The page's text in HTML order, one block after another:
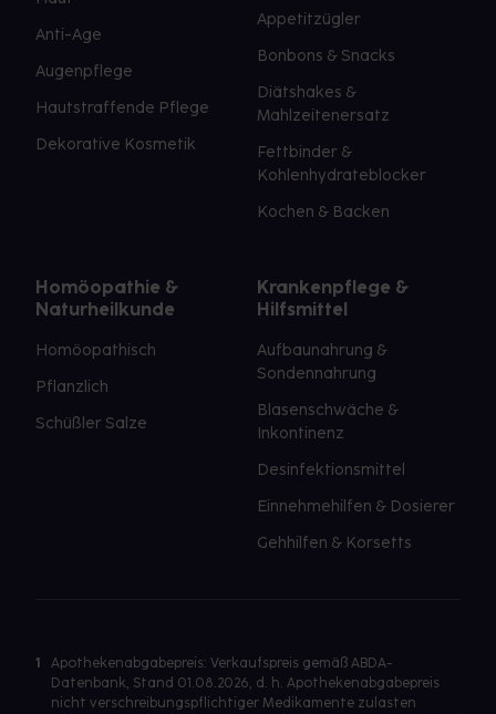
Anti-Age
Augenpflege
Hautstraffende Pflege
Dekorative Kosmetik
Appetitzügler
Bonbons & Snacks
Diätshakes &
Mahlzeitenersatz
Fettbinder &
Kohlenhydrateblocker
Kochen & Backen
Homöopathie &
Naturheilkunde
Homöopathisch
Pflanzlich
Schüßler Salze
Krankenpflege &
Hilfsmittel
Aufbaunahrung &
Sondennahrung
Blasenschwäche &
Inkontinenz
Desinfektionsmittel
Einnehmehilfen & Dosierer
Gehhilfen & Korsetts
1
Apothekenabgabepreis: Verkaufspreis gemäß ABDA-
Datenbank, Stand 01.08.2026, d. h. Apothekenabgabepreis
nicht verschreibungspflichtiger Medikamente zulasten